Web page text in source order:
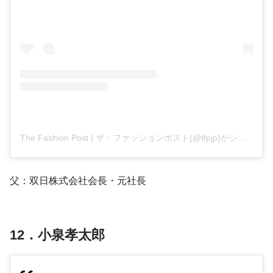
父：双日株式会社会長・元社長
12．小泉孝太郎